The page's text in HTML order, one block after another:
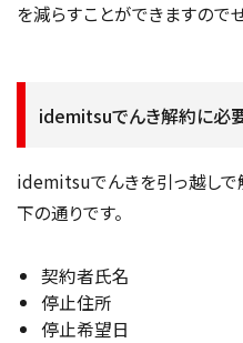
を減らすことができますので
idemitsuでんき解約に必
idemitsuでんきを引っ越しで
下の通りです。
契約者氏名
停止住所
停止希望日